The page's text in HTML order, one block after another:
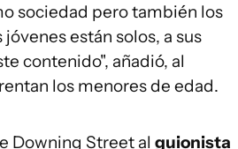
sociedad pero también los
están solos, a sus
contenido", añadió, al
los menores de edad.
Downing Street al guionista